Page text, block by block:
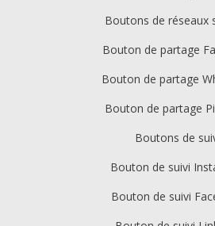
Boutons de réseaux
Bouton de partage
Bouton de partage
Bouton de partage
Boutons de
Bouton de suivi
Bouton de suivi